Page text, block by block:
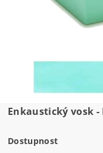
Enkaustický vosk -
Dostupnost